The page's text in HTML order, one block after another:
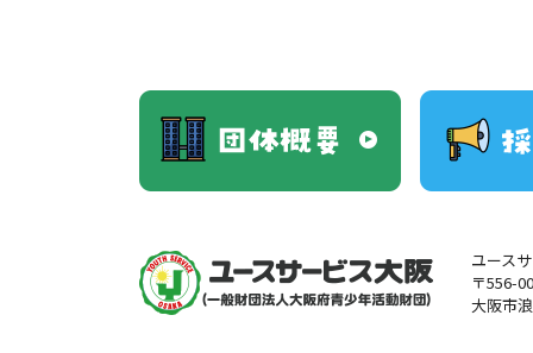
ユース
〒556-
大阪市